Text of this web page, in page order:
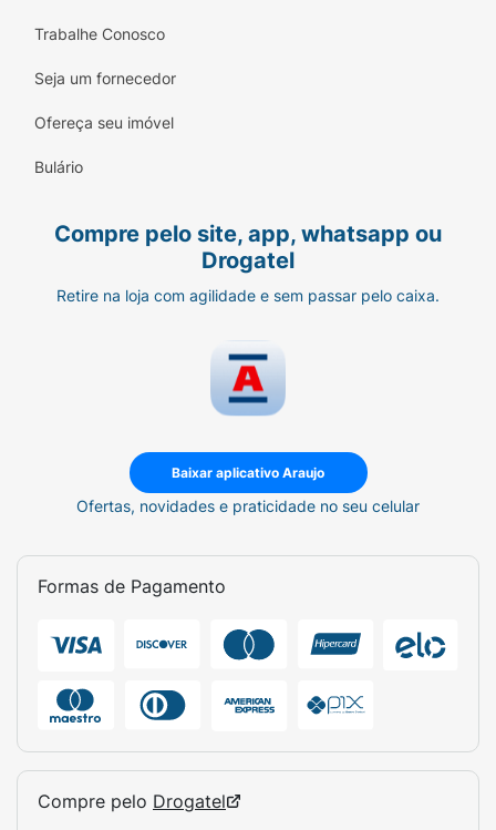
Trabalhe Conosco
Seja um fornecedor
Ofereça seu imóvel
Bulário
Compre pelo site, app, whatsapp ou
Drogatel
Retire na loja com agilidade e sem passar pelo caixa.
Baixar aplicativo Araujo
Ofertas, novidades e praticidade no seu celular
Formas de Pagamento
Compre pelo Drogatel